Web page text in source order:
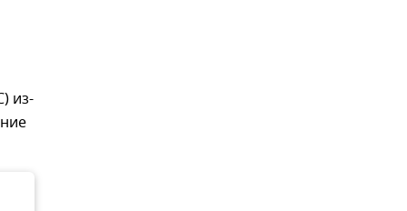
из-